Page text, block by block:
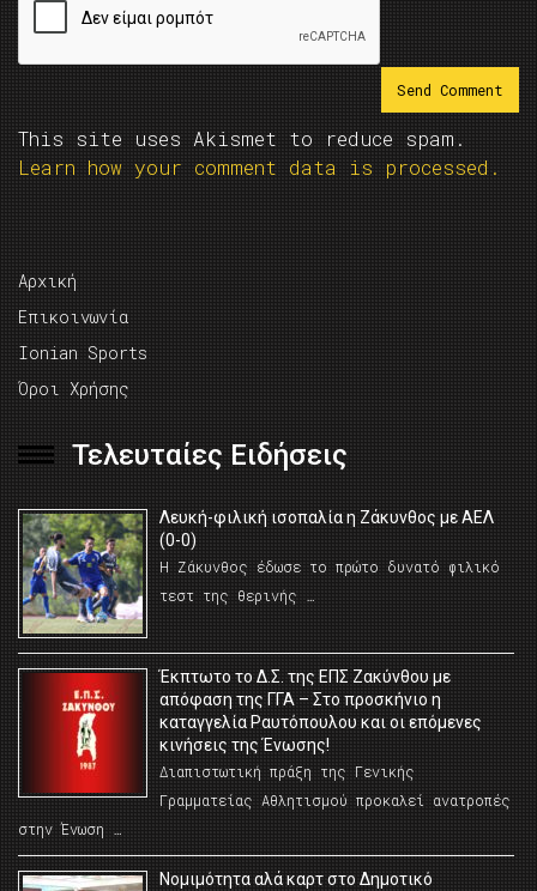
This site uses Akismet to reduce spam.
Learn how your comment data is processed.
Αρχική
Επικοινωνία
Ionian Sports
Όροι Χρήσης
Τελευταίες Ειδήσεις
Λευκή-φιλική ισοπαλία η Ζάκυνθος με ΑΕΛ
(0-0)
Η Ζάκυνθος έδωσε το πρώτο δυνατό φιλικό
τεστ της θερινής …
Έκπτωτο το Δ.Σ. της ΕΠΣ Ζακύνθου με
απόφαση της ΓΓΑ – Στο προσκήνιο η
καταγγελία Ραυτόπουλου και οι επόμενες
κινήσεις της Ένωσης!
Διαπιστωτική πράξη της Γενικής
Γραμματείας Αθλητισμού προκαλεί ανατροπές
στην Ένωση …
Νομιμότητα αλά καρτ στο Δημοτικό